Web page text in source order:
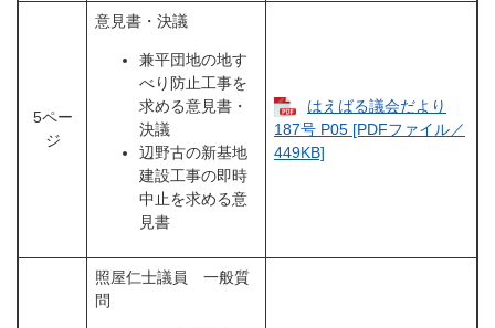
5ペー
ジ
意見書・決議
兼平団地の地す
べり防止工事を
求める意見書・
決議
辺野古の新基地
建設工事の即時
中止を求める意
見書
はえばる議会だより
187号 P05 [PDFファイル／
449KB]
照屋仁士議員 一般質
問